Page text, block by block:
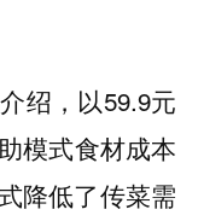
绍，以59.9元
模式食材成本
降低了传菜需